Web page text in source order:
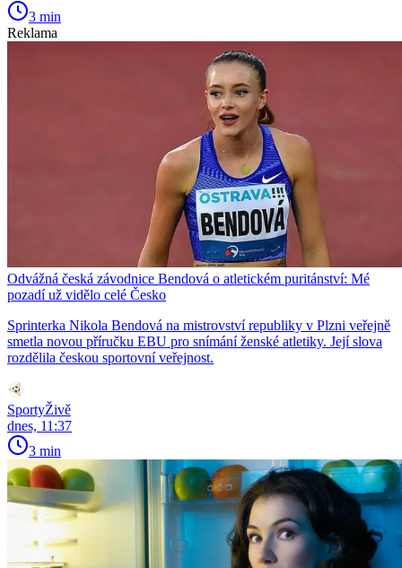
3 min
Reklama
Odvážná česká závodnice Bendová o atletickém puritánství: Mé
pozadí už vidělo celé Česko
Sprinterka Nikola Bendová na mistrovství republiky v Plzni veřejně
smetla novou příručku EBU pro snímání ženské atletiky. Její slova
rozdělila českou sportovní veřejnost.
SportyŽivě
dnes, 11:37
3 min